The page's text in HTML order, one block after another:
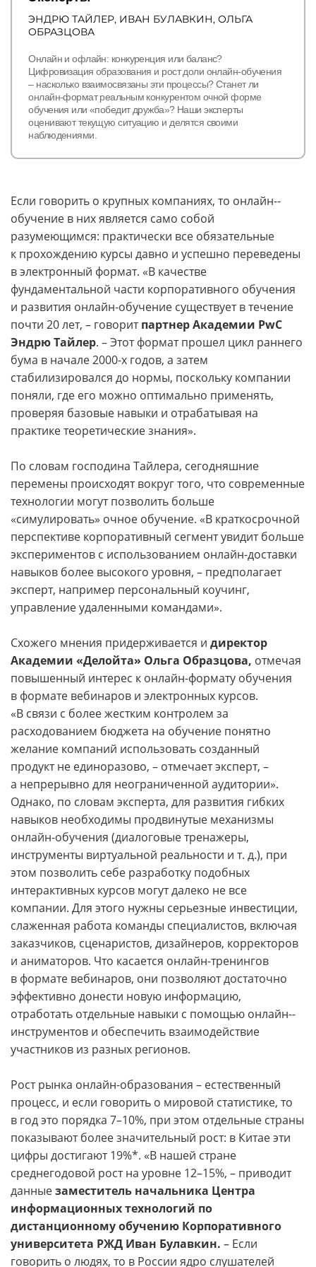
Контакты
КАМПУСЫ
Щербинка Мясницкая
Владивосток
ЭНДРЮ ТАЙЛЕР, ИВАН БУЛАВКИН, ОЛЬГА
ОБРАЗЦОВА
Онлайн и офлайн: конкуренция или баланс?
Цифровизация образования и рост доли онлайн-обучения
– насколько взаимосвязаны эти процессы? Станет ли
онлайн-формат реальным конкурентом очной форме
обучения или «победит дружба»? Наши эксперты
оценивают текущую ситуацию и делятся своими
наблюдениями.
Если говорить о крупных компаниях, то онлайн-­
обучение в них является само собой
разумеющимся: практически все обязательные
к прохождению курсы давно и успешно переведены
в электронный формат. «В качестве
фундаментальной части корпоративного обучения
и развития онлайн-­обучение существует в течение
почти 20 лет, – говоритпартнер Академии PwC
Эндрю Тайлер. – Этот формат прошел цикл раннего
бума в начале 2000-х годов, а затем
стабилизировался до нормы, поскольку компании
поняли, где его можно оптимально применять,
проверяя базовые навыки и отрабатывая на
практике теоретические знания».
По словам господина Тайлера, сегодняшние
перемены происходят вокруг того, что современные
технологии могут позволить больше
«симулировать» очное обучение. «В краткосрочной
перспективе корпоративный сегмент увидит больше
экспериментов с использованием онлайн-­доставки
навыков более высокого уровня, – предполагает
эксперт, например персональный коучинг,
управление удаленными командами».
Схожего мнения придерживается и директор
Академии «Делойта» Ольга Образцова, отмечая
повышенный интерес к онлайн-­формату обучения
в формате вебинаров и электронных курсов.
«В связи с более жестким контролем за
расходованием бюджета на обучение понятно
желание компаний использовать созданный
продукт не единоразово, – отмечает эксперт, –
а непрерывно для неограниченной аудитории».
Однако, по словам эксперта, для развития гибких
навыков необходимы продвинутые механизмы
онлайн-­обучения (диалоговые тренажеры,
инструменты виртуальной реальности и т. д.), при
этом позволить себе разработку подобных
интерактивных курсов могут далеко не все
компании. Для этого нужны серьезные инвестиции,
слаженная работа команды специалистов, включая
заказчиков, сценаристов, дизайнеров, корректоров
и аниматоров. Что касается онлайн-­тренингов
в формате вебинаров, они позволяют достаточно
эффективно донести новую информацию,
отработать отдельные навыки с помощью онлайн-­
инструментов и обеспечить взаимодействие
участников из разных регионов.
Рост рынка онлайн-­образования – естественный
процесс, и если говорить о мировой статистике, то
в год это порядка 7–10%, при этом отдельные страны
показывают более значительный рост: в Китае эти
цифры достигают 19%*. «В нашей стране
среднегодовой рост на уровне 12–15%, – приводит
данныезаместитель начальника Центра
информационных технологий по
дистанционному обучению Корпоративного
университета РЖД Иван Булавкин. – Если
говорить о людях, то в России ядро слушателей